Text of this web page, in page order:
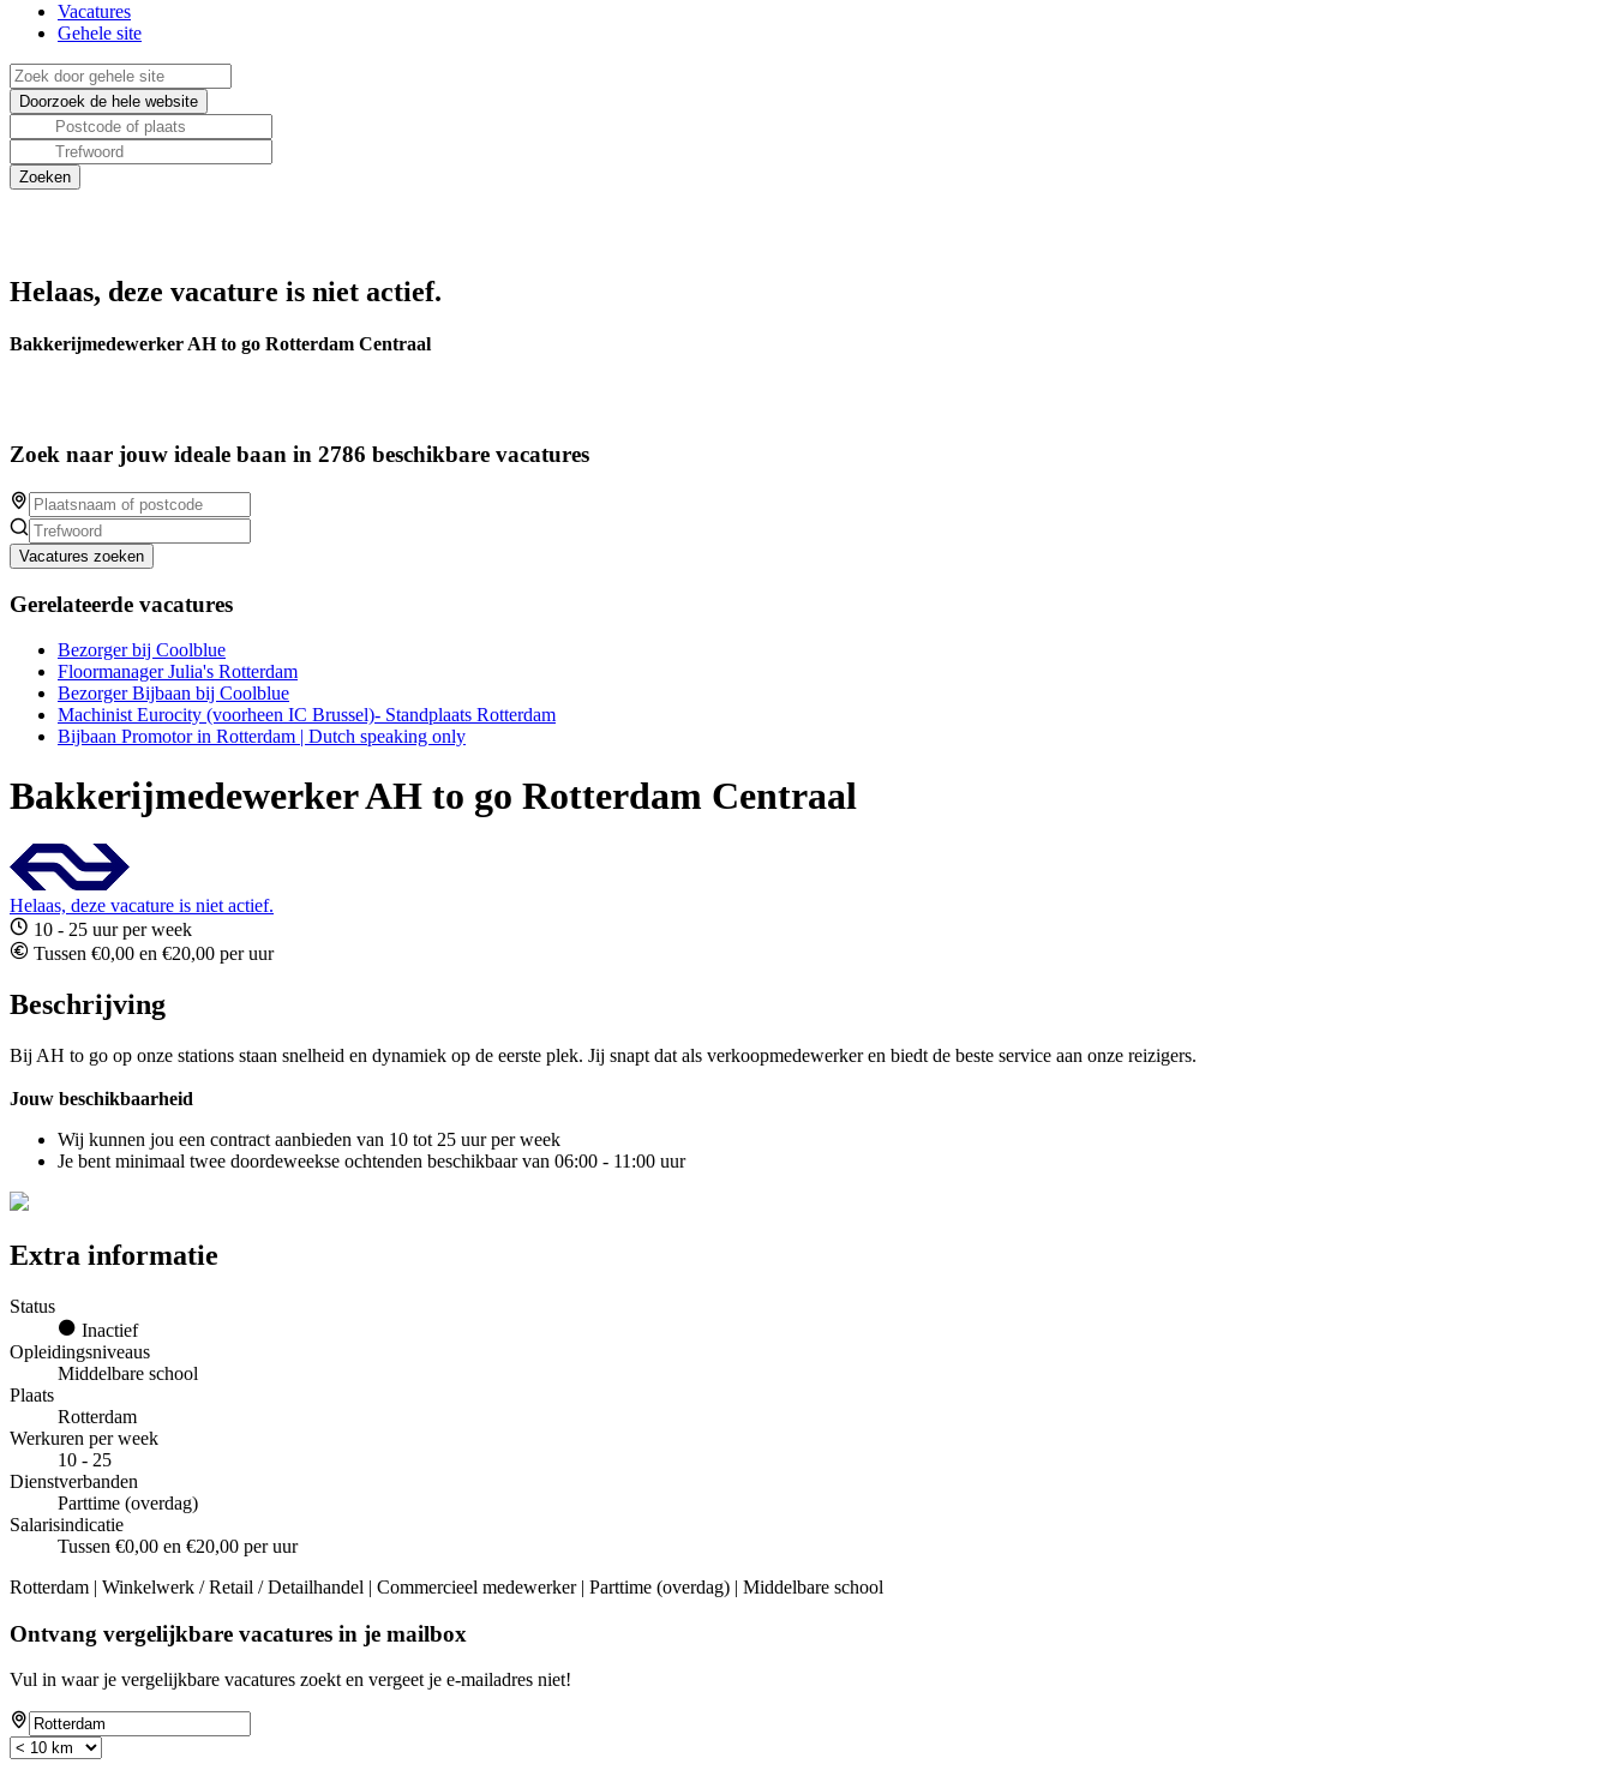
Vacatures
Gehele site
Helaas, deze vacature is niet actief.
Bakkerijmedewerker AH to go Rotterdam Centraal
Zoek naar jouw ideale baan in 2786 beschikbare vacatures
Vacatures zoeken
Gerelateerde vacatures
Bezorger bij Coolblue
Floormanager Julia's Rotterdam
Bezorger Bijbaan bij Coolblue
Machinist Eurocity (voorheen IC Brussel)- Standplaats Rotterdam
Bijbaan Promotor in Rotterdam | Dutch speaking only
Bakkerijmedewerker AH to go Rotterdam Centraal
Helaas, deze vacature is niet actief.
10 - 25 uur per week
Tussen €0,00 en €20,00 per uur
Beschrijving
Bij AH to go op onze stations staan snelheid en dynamiek op de eerste plek. Jij snapt dat als verkoopmedewerker en biedt de beste service aan onze reizigers.
Jouw beschikbaarheid
Wij kunnen jou een contract aanbieden van 10 tot 25 uur per week
Je bent minimaal twee doordeweekse ochtenden beschikbaar van 06:00 - 11:00 uur
Extra informatie
Status
Inactief
Opleidingsniveaus
Middelbare school
Plaats
Rotterdam
Werkuren per week
10 - 25
Dienstverbanden
Parttime (overdag)
Salarisindicatie
Tussen €0,00 en €20,00 per uur
Rotterdam | Winkelwerk / Retail / Detailhandel | Commercieel medewerker | Parttime (overdag) | Middelbare school
Ontvang vergelijkbare vacatures in je mailbox
Vul in waar je vergelijkbare vacatures zoekt en vergeet je e-mailadres niet!